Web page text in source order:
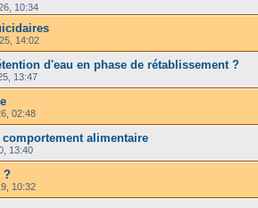
10:34
14:02
d'eau en phase de rétablissement ?
13:47
02:48
alimentaire
13:40
?
10:32